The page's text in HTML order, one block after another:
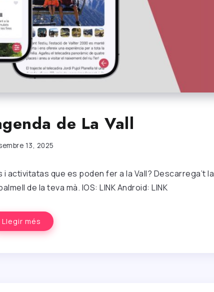
de La Vall
13, 2025
activitatas que es poden fer a la Vall? Descarrega’t la
de la teva mà. IOS: LINK Android: LINK
Llegir més